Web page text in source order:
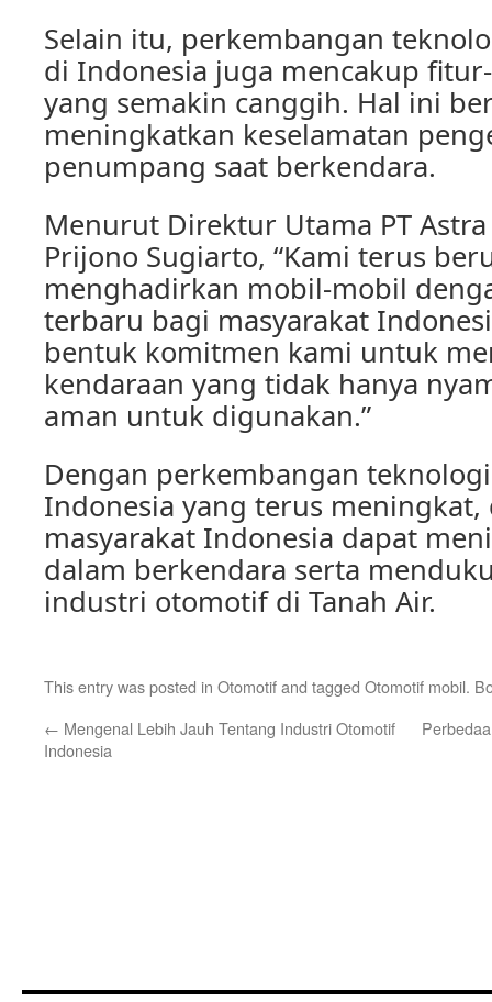
Selain itu, perkembangan
di Indonesia juga mencakup
yang semakin canggih. Hal ini
meningkatkan keselamatan
penumpang saat berkendara.
Menurut Direktur Utama PT
Prijono Sugiarto, “Kami terus
menghadirkan mobil-mobil
terbaru bagi masyarakat
bentuk komitmen kami untuk
kendaraan yang tidak hanya
aman untuk digunakan.”
Dengan perkembangan
Indonesia yang terus meningkat,
masyarakat Indonesia dapat
dalam berkendara serta
industri otomotif di Tanah Air.
This entry was posted in Otomotifand tagged Otomotif mobil.
← Mengenal Lebih Jauh Tentang Industri Otomotif
Indonesia